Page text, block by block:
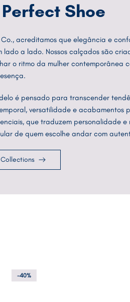
Shoe
Co., acreditamos que elegância e
lado a lado. Nossos calçados são
o ritmo da mulher contemporânea
é pensado para transcender
versatilidade e acabamentos
que traduzem personalidade e
de quem escolhe andar com
-40%